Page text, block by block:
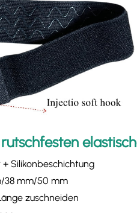
Silikonbeschichtung
38 mm/50 mm
zuschneiden